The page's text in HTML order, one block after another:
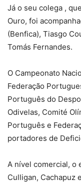
Já o seu colega ,
Ouro, foi
(Benfica), Tiasgo
Tomás Fernandes.
O Campeonato
Federação
Português do
Odivelas, Comité
Português e
portadores de
A nível comercial, o
Culligan, Cachapuz